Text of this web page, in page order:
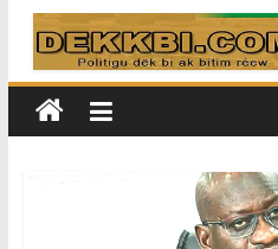
Pakistan et
accord de
RD Congo:
exportations
production